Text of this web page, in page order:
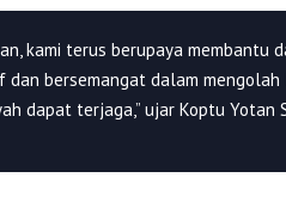
kami terus berupaya membantu
bersemangat dalam mengolah
dapat terjaga,” ujar Koptu Yotan